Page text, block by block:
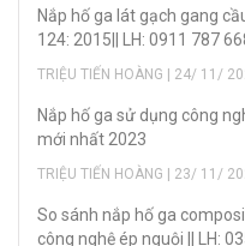
Nắp hố ga lát gạch gang
124: 2015|| LH: 0911 787
TRIỆU TIẾN HOÀNG | 24/ 11/
Nắp hố ga sử dụng công
mới nhất 2023
TRIỆU TIẾN HOÀNG | 23/ 11/
So sánh nắp hố ga
công nghệ ép nguội || LH: